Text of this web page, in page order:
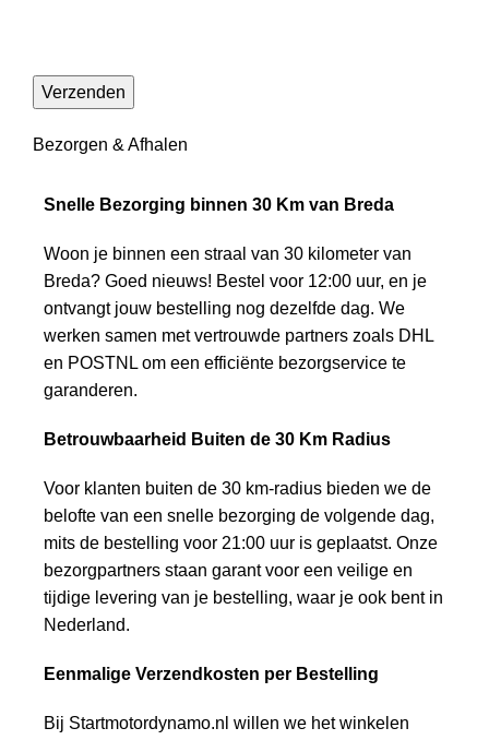
Bezorgen & Afhalen
Snelle Bezorging binnen 30 Km van Breda
Woon je binnen een straal van 30 kilometer van
Breda? Goed nieuws! Bestel voor 12:00 uur, en je
ontvangt jouw bestelling nog dezelfde dag. We
werken samen met vertrouwde partners zoals DHL
en POSTNL om een efficiënte bezorgservice te
garanderen.
Betrouwbaarheid Buiten de 30 Km Radius
Voor klanten buiten de 30 km-radius bieden we de
belofte van een snelle bezorging de volgende dag,
mits de bestelling voor 21:00 uur is geplaatst. Onze
bezorgpartners staan garant voor een veilige en
tijdige levering van je bestelling, waar je ook bent in
Nederland.
Eenmalige Verzendkosten per Bestelling
Bij Startmotordynamo.nl willen we het winkelen